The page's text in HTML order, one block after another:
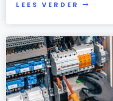
LEES VERDER